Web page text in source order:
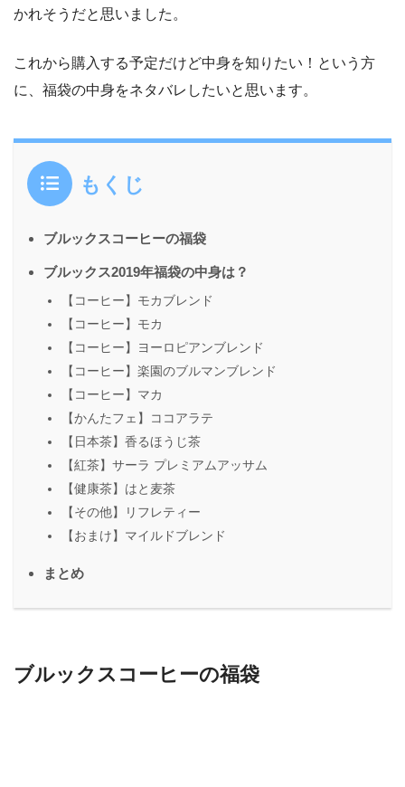
かれそうだと思いました。
これから購入する予定だけど中身を知りたい！という方
に、福袋の中身をネタバレしたいと思います。
もくじ
ブルックスコーヒーの福袋
ブルックス2019年福袋の中身は？
【コーヒー】モカブレンド
【コーヒー】モカ
【コーヒー】ヨーロピアンブレンド
【コーヒー】楽園のブルマンブレンド
【コーヒー】マカ
【かんたフェ】ココアラテ
【日本茶】香るほうじ茶
【紅茶】サーラ プレミアムアッサム
【健康茶】はと麦茶
【その他】リフレティー
【おまけ】マイルドブレンド
まとめ
ブルックスコーヒーの福袋